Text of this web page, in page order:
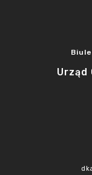
Urząd